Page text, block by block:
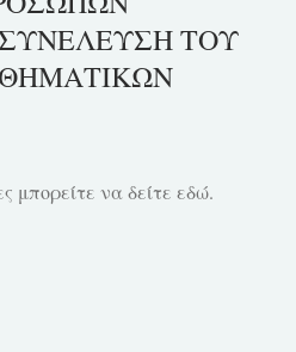
ΤΟΥ
μπορείτε να δείτε εδώ.